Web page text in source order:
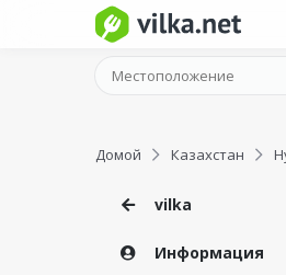
Домой Казахстан
vilka
Информация